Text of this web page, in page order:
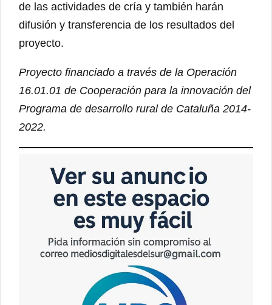
de las actividades de cría y también harán
difusión y transferencia de los resultados del
proyecto.
Proyecto financiado a través de la Operación
16.01.01 de Cooperación para la innovación del
Programa de desarrollo rural de Cataluña 2014-
2022.